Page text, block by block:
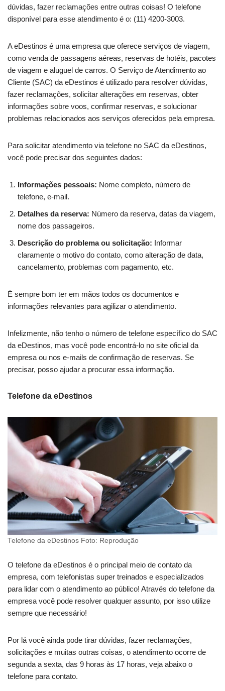
dúvidas, fazer reclamações entre outras coisas! O telefone
disponível para esse atendimento é o: (11) 4200-3003.
A eDestinos é uma empresa que oferece serviços de viagem,
como venda de passagens aéreas, reservas de hotéis, pacotes
de viagem e aluguel de carros. O Serviço de Atendimento ao
Cliente (SAC) da eDestinos é utilizado para resolver dúvidas,
fazer reclamações, solicitar alterações em reservas, obter
informações sobre voos, confirmar reservas, e solucionar
problemas relacionados aos serviços oferecidos pela empresa.
Para solicitar atendimento via telefone no SAC da eDestinos,
você pode precisar dos seguintes dados:
Informações pessoais: Nome completo, número de
telefone, e-mail.
Detalhes da reserva: Número da reserva, datas da viagem,
nome dos passageiros.
Descrição do problema ou solicitação: Informar
claramente o motivo do contato, como alteração de data,
cancelamento, problemas com pagamento, etc.
É sempre bom ter em mãos todos os documentos e
informações relevantes para agilizar o atendimento.
Infelizmente, não tenho o número de telefone específico do SAC
da eDestinos, mas você pode encontrá-lo no site oficial da
empresa ou nos e-mails de confirmação de reservas. Se
precisar, posso ajudar a procurar essa informação.
Telefone da eDestinos
Telefone da eDestinos Foto: Reprodução
O telefone da eDestinos é o principal meio de contato da
empresa, com telefonistas super treinados e especializados
para lidar com o atendimento ao público! Através do telefone da
empresa você pode resolver qualquer assunto, por isso utilize
sempre que necessário!
Por lá você ainda pode tirar dúvidas, fazer reclamações,
solicitações e muitas outras coisas, o atendimento ocorre de
segunda a sexta, das 9 horas às 17 horas, veja abaixo o
telefone para contato.